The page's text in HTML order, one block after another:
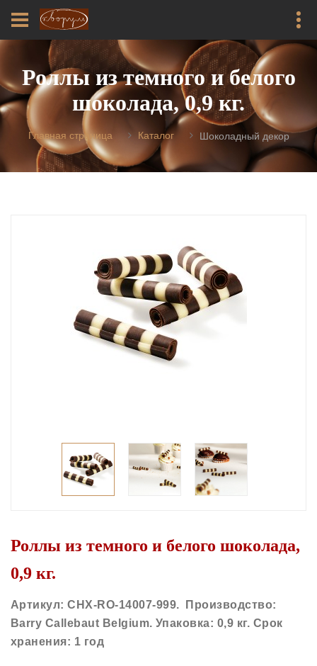
Роллы из темного и белого
шоколада, 0,9 кг.
Главная страница Каталог Шоколадный декор
Роллы из темного и белого шоколада,
0,9 кг.
Артикул: CHX-RO-14007-999. Производство:
Barry Callebaut Belgium. Упаковка: 0,9 кг. Срок
хранения: 1 год